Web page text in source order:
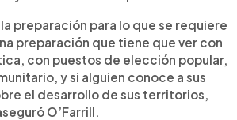
preparación para lo que se requiere
preparación que tiene que ver con
con puestos de elección popular,
y si alguien conoce a sus
el desarrollo de sus territorios,
O’Farrill.